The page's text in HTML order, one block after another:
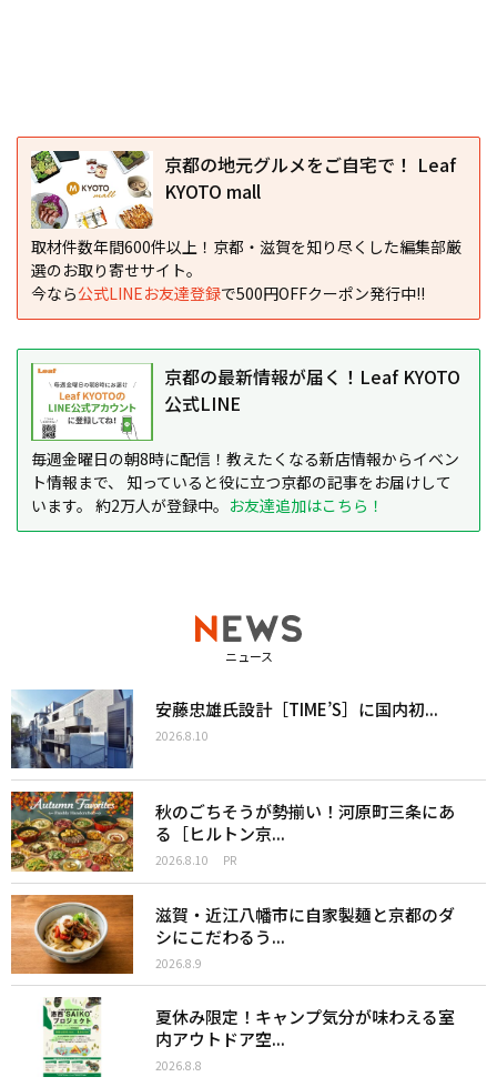
京都の地元グルメをご自宅で！ Leaf
KYOTO mall
取材件数年間600件以上！京都・滋賀を知り尽くした編集部厳
選のお取り寄せサイト。
今なら公式LINEお友達登録で500円OFFクーポン発行中!!
京都の最新情報が届く！Leaf KYOTO
公式LINE
毎週金曜日の朝8時に配信！教えたくなる新店情報からイベン
ト情報まで、 知っていると役に立つ京都の記事をお届けして
います。 約2万人が登録中。 お友達追加はこちら！
ニュース
安藤忠雄氏設計［TIME’S］に国内初...
2026.8.10
秋のごちそうが勢揃い！河原町三条にあ
る［ヒルトン京...
2026.8.10 PR
滋賀・近江八幡市に自家製麺と京都のダ
シにこだわるう...
2026.8.9
夏休み限定！キャンプ気分が味わえる室
内アウトドア空...
2026.8.8